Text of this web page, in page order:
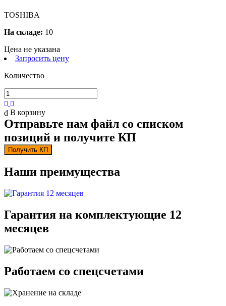
TOSHIBA
На складе: 10
Цена не указана
Запросить цену
Количество
В корзину
Отправьте нам файл со списком
позиций и получите КП
Получить КП
Наши преимущества
Гарантия на комплектующие 12
месяцев
Работаем со спецсчетами